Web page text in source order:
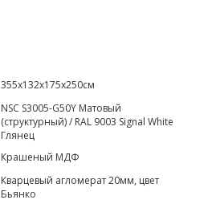
355х132х175х250см
NSC S3005-G50Y Матовый
(структурный) / RAL 9003 Signal White
Глянец
Крашеный МДФ
Кварцевый агломерат 20мм, цвет
Бьянко